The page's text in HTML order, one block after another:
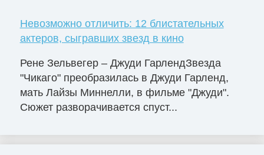
Невозможно отличить: 12 блистательных
актеров, сыгравших звезд в кино
Рене Зельвегер – Джуди ГарлендЗвезда
"Чикаго" преобразилась в Джуди Гарленд,
мать Лайзы Миннелли, в фильме "Джуди".
Сюжет разворачивается спуст...